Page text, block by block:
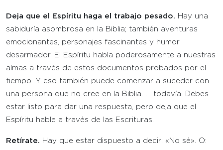
Deja que el Espíritu haga el trabajo pesado. Hay una
sabiduría asombrosa en la Biblia; también aventuras
emocionantes, personajes fascinantes y humor
desarmador. El Espíritu habla poderosamente a nuestras
almas a través de estos documentos probados por el
tiempo. Y eso también puede comenzar a suceder con
una persona que no cree en la Biblia. . . todavía. Debes
estar listo para dar una respuesta, pero deja que el
Espíritu hable a través de las Escrituras.
Retírate. Hay que estar dispuesto a decir: «No sé». O: